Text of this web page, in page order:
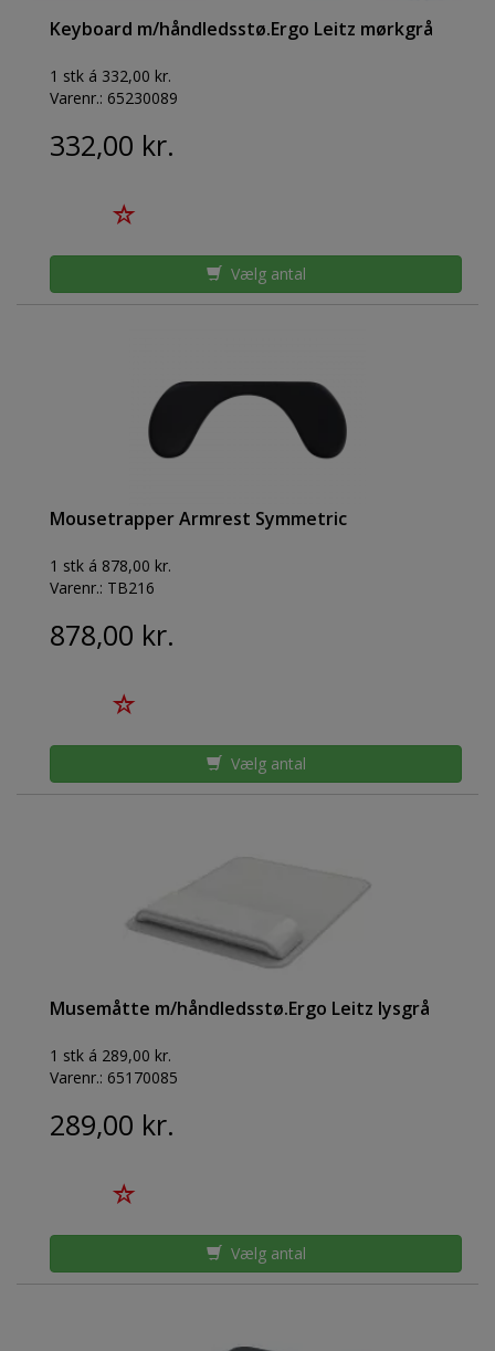
Keyboard m/håndledsstø.Ergo Leitz mørkgrå
1 stk á 332,00 kr.
Varenr.: 65230089
332,00 kr.
Vælg antal
Mousetrapper Armrest Symmetric
1 stk á 878,00 kr.
Varenr.: TB216
878,00 kr.
Vælg antal
Musemåtte m/håndledsstø.Ergo Leitz lysgrå
1 stk á 289,00 kr.
Varenr.: 65170085
289,00 kr.
Vælg antal